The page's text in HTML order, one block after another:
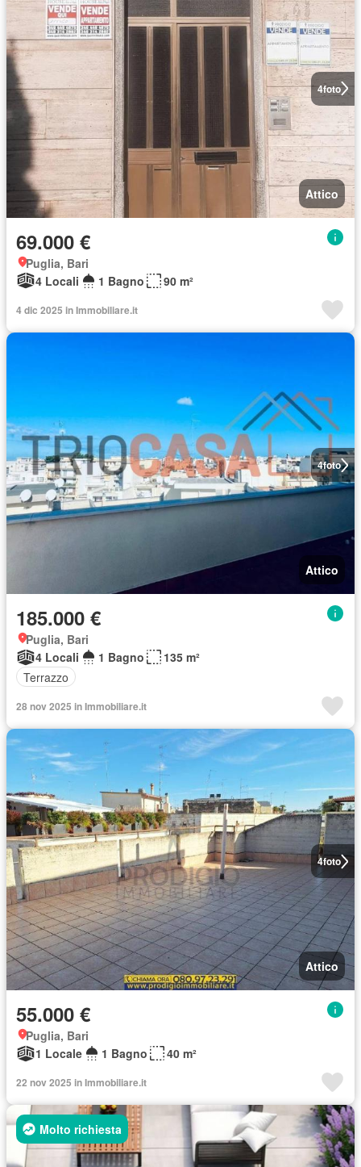
4foto
Attico
69.000 €
Puglia, Bari
4 Locali
1 Bagno 90 m²
4 dic 2025 in Immobiliare.it
4foto
Attico
185.000 €
Puglia, Bari
4 Locali
1 Bagno
135 m²
Terrazzo
28 nov 2025 in Immobiliare.it
4foto
Attico
55.000 €
Puglia, Bari
1 Locale
1 Bagno 40 m²
22 nov 2025 in Immobiliare.it
Molto richiesta